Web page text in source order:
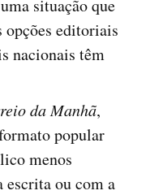
situação que
opções editoriais
nacionais têm
da Manhã,
popular
menos
escrita ou com a